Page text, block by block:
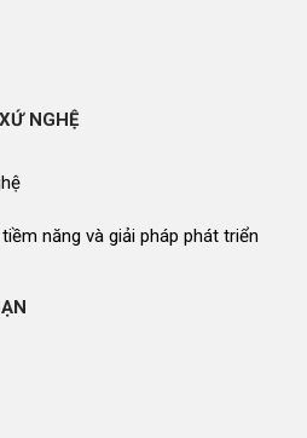
NGHỆ
năng và giải pháp phát triển